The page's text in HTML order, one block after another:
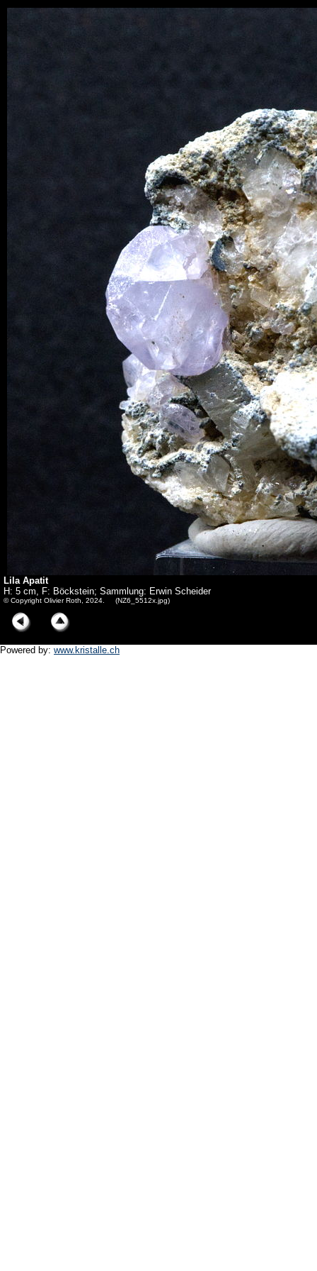
Lila Apatit
H: 5 cm, F: Böckstein; Sammlung: Erwin Scheider
© Copyright Olivier Roth, 2024. (NZ6_5512x.jpg)
Powered by: www.kristalle.ch